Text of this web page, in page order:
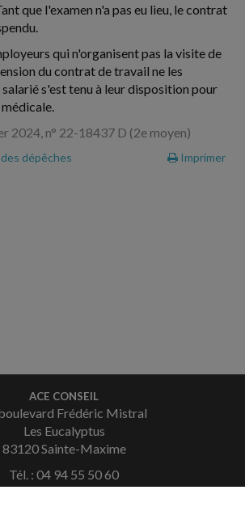
que l'examen n'a pas eu lieu, le contrat
qui n'organisent pas la visite de
du contrat de travail ne les
s'est tenu à leur disposition pour
2024, n° 22-18437 D (2e moyen)
dépêches Imprimer
ACE CONSEIL
Frédéric Mistral
Les Eucalyptus
83120 Sainte-Maxime
Tél. : 04 94 55 50 60
Fax : 04 94 49 36 08